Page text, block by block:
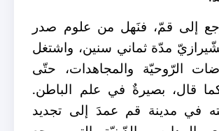
إلى قمّ، فنَهل من علوم صدر
مدّة ثماني سنين، واشتغل
الرّوحيّة والمجاهدات، حتّى
قال، بصيرةٌ في علم الباطن.
في مدينة قم عمدَ إلى تجديد